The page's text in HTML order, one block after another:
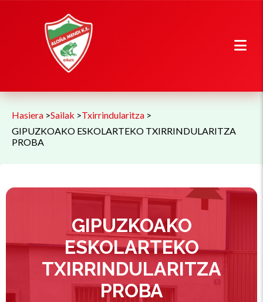
Hasiera >Sailak >Txirrindularitza >
GIPUZKOAKO ESKOLARTEKO TXIRRINDULARITZA
PROBA
GIPUZKOAKO
ESKOLARTEKO
TXIRRINDULARITZA
PROBA